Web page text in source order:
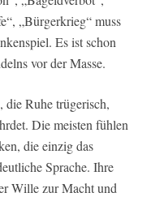
„Bürgerkrieg“ muss
Es ist schon
vor der Masse.
Ruhe trügerisch,
Die meisten fühlen
die einzig das
Sprache. Ihre
Wille zur Macht und